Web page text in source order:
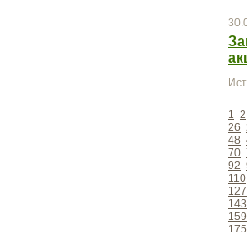
1 2
26
48
70
92
110
127
143
159
175